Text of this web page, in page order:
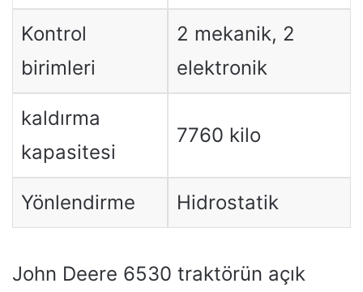
Kontrol
birimleri
2 mekanik, 2
elektronik
kaldırma
kapasitesi
7760 kilo
Yönlendirme Hidrostatik
John Deere 6530 traktörün açık